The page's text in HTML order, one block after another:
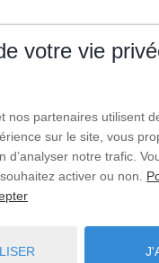
vos
des données :
divers services de la
susceptibles
à votre question.
la partie espace
des besoins de
votre vie
nos partenaires utilisent
sur le site, vous
d’analyser notre trafic.
activer ou non.